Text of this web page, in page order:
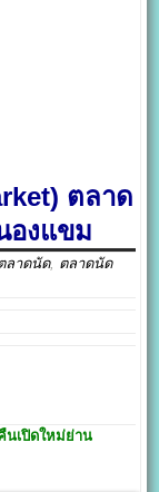
ตลาด
องแขม
ลาดนัด, ตลาดนัด
นเปิดใหม่ย่าน